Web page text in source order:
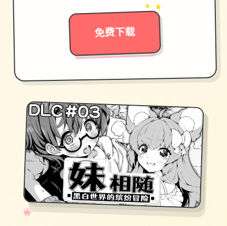
免费下载
→
✦ ★
✧
♡
★
♥